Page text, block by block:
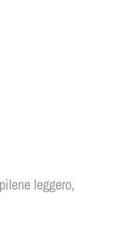
leggero,